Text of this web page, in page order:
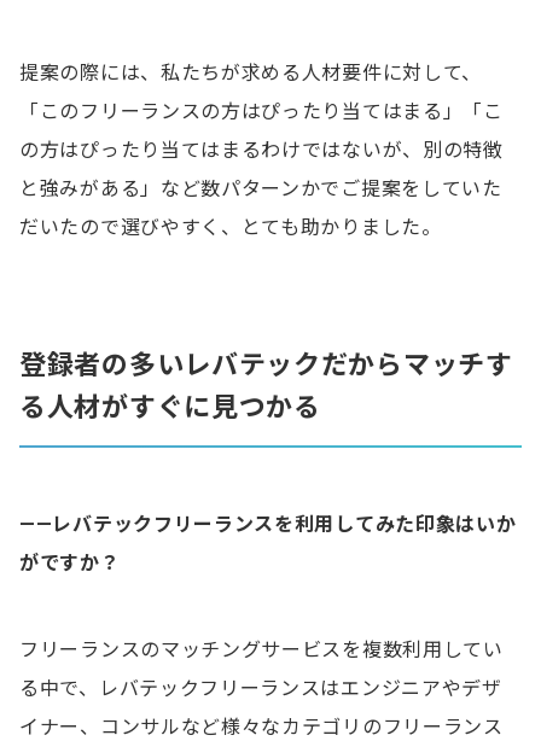
提案の際には、私たちが求める人材要件に対して、
「このフリーランスの方はぴったり当てはまる」「こ
の方はぴったり当てはまるわけではないが、別の特徴
と強みがある」など数パターンかでご提案をしていた
だいたので選びやすく、とても助かりました。
登録者の多いレバテックだからマッチす
る人材がすぐに見つかる
——レバテックフリーランスを利用してみた印象はいか
がですか？
フリーランスのマッチングサービスを複数利用してい
る中で、レバテックフリーランスはエンジニアやデザ
イナー、コンサルなど様々なカテゴリのフリーランス